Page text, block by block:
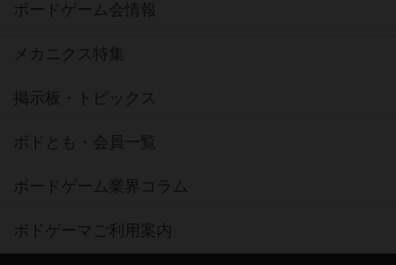
ボードゲーム会情報
メカニクス特集
掲示板・トピックス
ボドとも・会員一覧
ボードゲーム業界コラム
ボドゲーマご利用案内